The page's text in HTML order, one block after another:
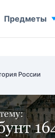
России
Предметы